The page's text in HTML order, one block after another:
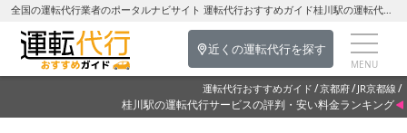
全国の運転代行業者のポータルナビサイト 運転代行おすすめガイド桂川駅の運転代行を探す-京都府の運転代行
近くの運転代行を探す
運転代行おすすめガイド 京都府 JR京都線
桂川駅の運転代行サービスの評判・安い料金ランキング